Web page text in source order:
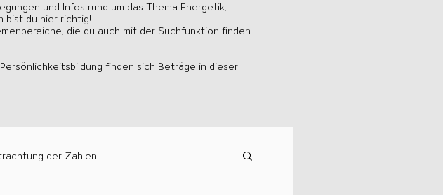
und Infos rund um das Thema Energetik,
bist du hier richtig!
die du auch mit der Suchfunktion finden
finden sich Beträge in dieser
der Zahlen